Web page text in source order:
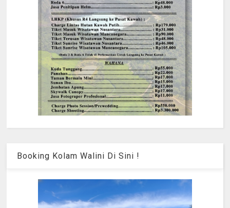
Booking Kolam Walini Di Sini !